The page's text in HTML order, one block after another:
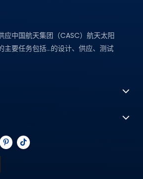
应中国航天集团（CASC）航天太阳
主要任务包括...的设计、供应、测试